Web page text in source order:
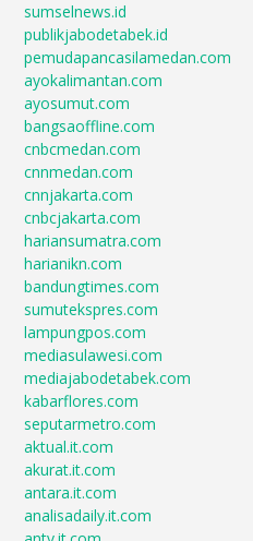
sumselnews.id
publikjabodetabek.id
pemudapancasilamedan.com
ayokalimantan.com
ayosumut.com
bangsaoffline.com
cnbcmedan.com
cnnmedan.com
cnnjakarta.com
cnbcjakarta.com
hariansumatra.com
harianikn.com
bandungtimes.com
sumutekspres.com
lampungpos.com
mediasulawesi.com
mediajabodetabek.com
kabarflores.com
seputarmetro.com
aktual.it.com
akurat.it.com
antara.it.com
analisadaily.it.com